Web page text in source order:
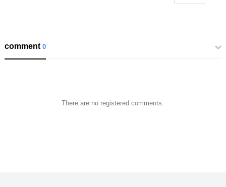
comment0
There are no registered comments.